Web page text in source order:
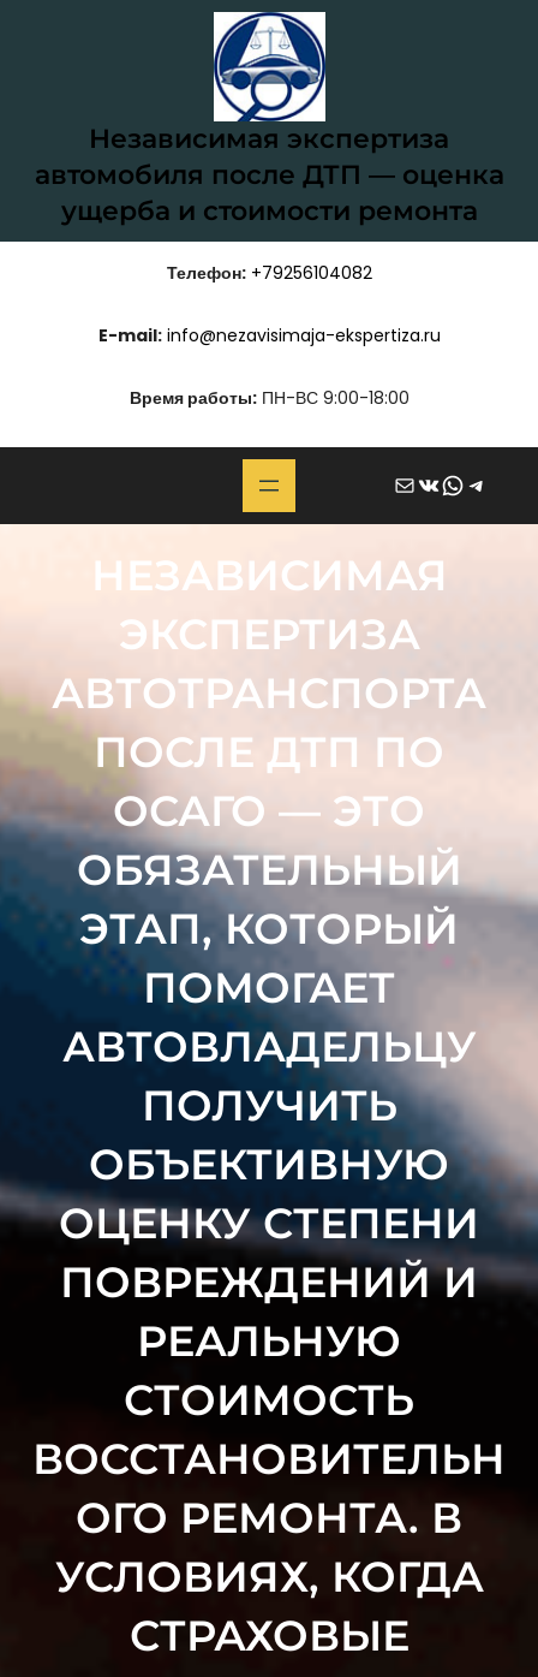
Независимая экспертиза
автомобиля после ДТП — оценка
ущерба и стоимости ремонта
Телефон: +79256104082
E-mail: info@nezavisimaja-ekspertiza.ru
Время работы:ПН-ВС 9:00-18:00
Почта ВКонтакте WhatsApp Telegram
НЕЗАВИСИМАЯ
ЭКСПЕРТИЗА
АВТОТРАНСПОРТА
ПОСЛЕ ДТП ПО
ОСАГО — ЭТО
ОБЯЗАТЕЛЬНЫЙ
ЭТАП, КОТОРЫЙ
ПОМОГАЕТ
АВТОВЛАДЕЛЬЦУ
ПОЛУЧИТЬ
ОБЪЕКТИВНУЮ
ОЦЕНКУ СТЕПЕНИ
ПОВРЕЖДЕНИЙ И
РЕАЛЬНУЮ
СТОИМОСТЬ
ВОССТАНОВИТЕЛЬН
ОГО РЕМОНТА. В
УСЛОВИЯХ, КОГДА
СТРАХОВЫЕ